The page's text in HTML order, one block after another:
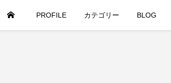
PROFILE カテゴリー BLOG